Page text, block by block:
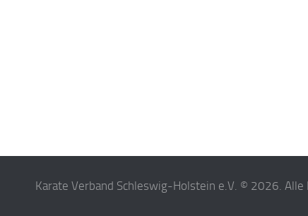
Karate Verband Schleswig-Holstein e.V. © 2026. Alle